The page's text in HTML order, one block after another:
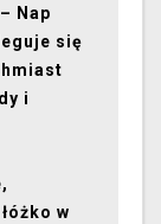
Nap
się
i
w